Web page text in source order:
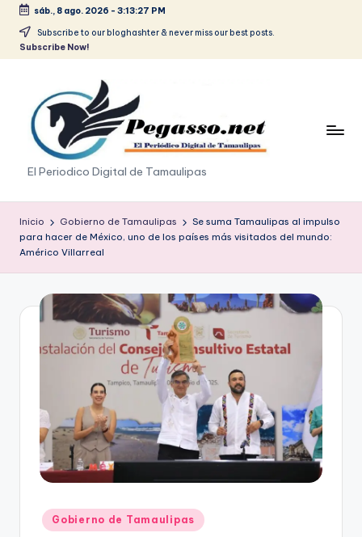
Saltar
sáb., 8 ago. 2026 - 3:13:28 PM
Subscribe to our bloghashter & never miss our best posts.
Subscribe Now!
p
e
g
a
s
o
p
El Periodico Digital de Tamaulipas
Inicio Gobierno de Tamaulipas
Se suma Tamaulipas al impulso
para hacer de México, uno de los países más visitados del mundo:
Américo Villarreal
Publicado
en
Gobierno de Tamaulipas